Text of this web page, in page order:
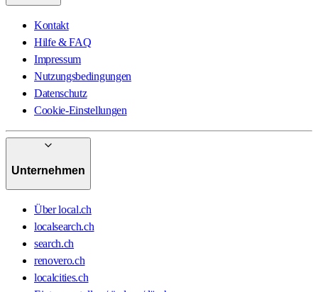
Kontakt
Hilfe & FAQ
Impressum
Nutzungsbedingungen
Datenschutz
Cookie-Einstellungen
Unternehmen
Über local.ch
localsearch.ch
search.ch
renovero.ch
localcities.ch